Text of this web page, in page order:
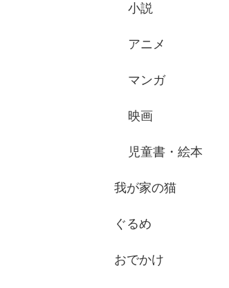
小説
アニメ
マンガ
映画
児童書・絵本
我が家の猫
ぐるめ
おでかけ